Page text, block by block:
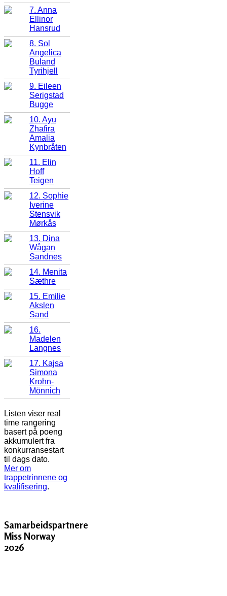
7. Anna
Ellinor
Hansrud
8. Sol
Angelica
Buland
Tyrihjell
9. Eileen
Serigstad
Bugge
10. Ayu
Zhafira
Amalia
Kynbråten
11. Elin
Hoff
Teigen
12. Sophie
Iverine
Stensvik
Mørkås
13. Dina
Wågan
Sandnes
14. Menita
Sæthre
15. Emilie
Akslen
Sand
16.
Madelen
Langnes
17. Kajsa
Simona
Krohn-
Mönnich
Listen viser real
time rangering
basert på poeng
akkumulert fra
konkurransestart
til dags dato.
Mer om
trappetrinnene og
kvalifisering.
Samarbeidspartnere
Miss Norway
2026